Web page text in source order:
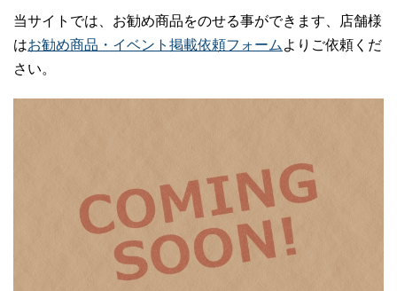
当サイトでは、お勧め商品をのせる事ができます、店舗様
はお勧め商品・イベント掲載依頼フォーム よりご依頼くだ
さい。